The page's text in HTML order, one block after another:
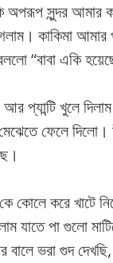
অপরূপ সুন্দর আমার
কাকিমা আমার
“বাবা একি
প্যান্টি খুলে
মেঝেতে ফেলে
কোলে করে খাটে
যাতে পা গুলো
বালে ভরা গুদ